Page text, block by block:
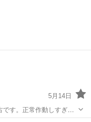
5月14日